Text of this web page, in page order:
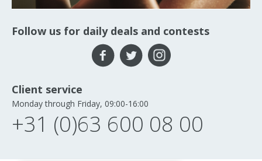
Follow us for daily deals and contests
Client service
Monday through Friday, 09:00-16:00
+31 (0)63 600 08 00